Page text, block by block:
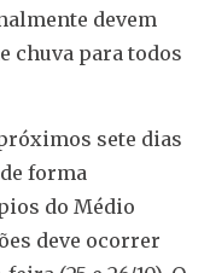
devem
chuva para todos
sete dias
forma
do Médio
deve ocorrer